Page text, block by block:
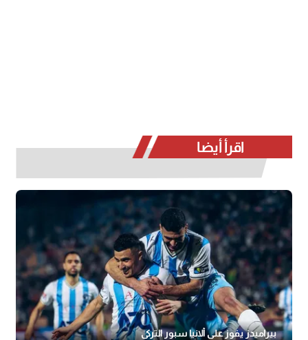
اقرأ أيضا
بيراميدز يفوز على ألانيا سبور التركي